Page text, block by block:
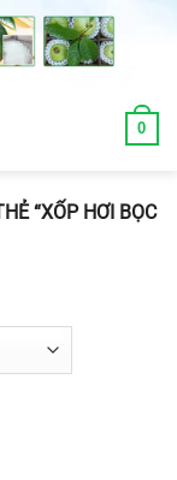
0
“XỐP HƠI BỌC